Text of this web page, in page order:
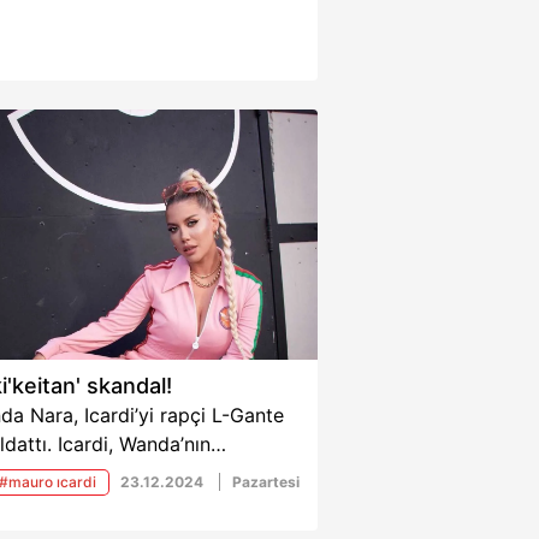
skandal!
Nara, Icardi’yi rapçi L-Gante
Icardi, Wanda’nın
daha önce de Sivassporlu
ile ihanet ettiğini açıkladı. Bu
#mauro ıcardi 23.12.2024 Pazartesi